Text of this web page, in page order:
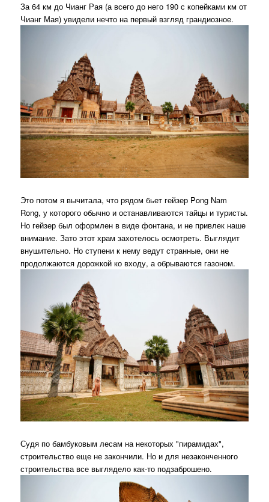
За 64 км до Чианг Рая (а всего до него 190 с копейками км от
Чианг Мая) увидели нечто на первый взгляд грандиозное.
Это потом я вычитала, что рядом бьет гейзер Pong Nam
Rong, у которого обычно и останавливаются тайцы и туристы.
Но гейзер был оформлен в виде фонтана, и не привлек наше
внимание. Зато этот храм захотелось осмотреть. Выглядит
внушительно. Но ступени к нему ведут странные, они не
продолжаются дорожкой ко входу, а обрываются газоном.
Судя по бамбуковым лесам на некоторых "пирамидах",
строительство еще не закончили. Но и для незаконченного
строительства все выглядело как-то подзаброшено.